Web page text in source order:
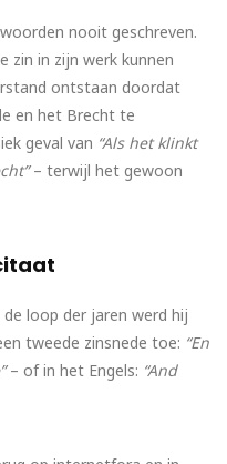
nooit geschreven.
zin in zijn werk kunnen
ontstaan doordat
en het Brecht te
geval van “Als het klinkt
– terwijl het gewoon
loop der jaren werd hij
tweede zinsnede toe: “En
– of in het Engels: “And